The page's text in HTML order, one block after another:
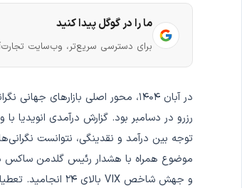
ما را در گوگل پیدا کنید
برای دسترسی سریع‌تر، وب‌سایت
در آبان ۱۴۰۴، محور اصلی
توجه بین درآمد و نقدینگی، نتوانست
موضوع همراه با هشدار رئیس گلدمن ساکس